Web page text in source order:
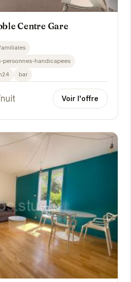
Centre Gare
handicapees
bar
Voir l'offre